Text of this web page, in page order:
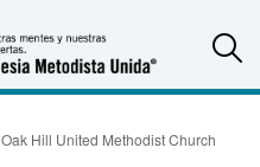
Oak Hill United Methodist Church